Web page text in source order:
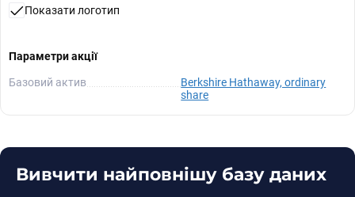
Показати логотип
Параметри акції
Базовий актив
Berkshire Hathaway, ordinary
share
Вивчити найповнішу базу даних